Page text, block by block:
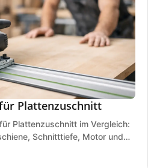
Plattenzuschnitt
Plattenzuschnitt im Vergleich:
Schnitttiefe, Motor und